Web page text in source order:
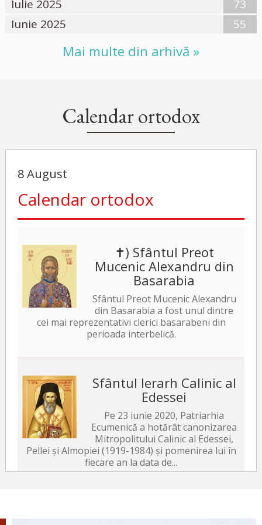
Iulie 2025
73
Iunie 2025
55
Mai multe din arhivă »
Calendar ortodox
8 August
Calendar ortodox
✝) Sfântul Preot
Mucenic Alexandru din
Basarabia
Sfântul Preot Mucenic Alexandru
din Basarabia a fost unul dintre
cei mai reprezentativi clerici basarabeni din
perioada interbelică.
Sfântul Ierarh Calinic al
Edessei
Pe 23 iunie 2020, Patriarhia
Ecumenică a hotărât canonizarea
Mitropolitului Calinic al Edessei,
Pellei și Almopiei (1919-1984) și pomenirea lui în
fiecare an la data de...